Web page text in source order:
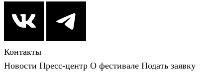
Контакты
Новости Пресс-центр О фестивале Подать заявку